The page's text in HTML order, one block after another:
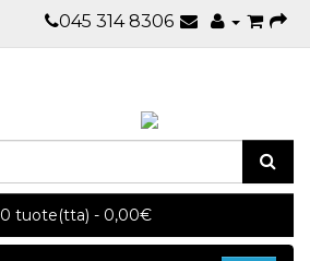
045 314 8306
0 tuote(tta) - 0,00€